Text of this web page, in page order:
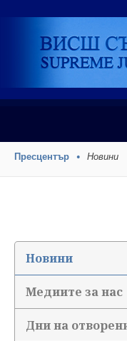
Пресцентър Новини
Новини
Медиите за нас
Дни на